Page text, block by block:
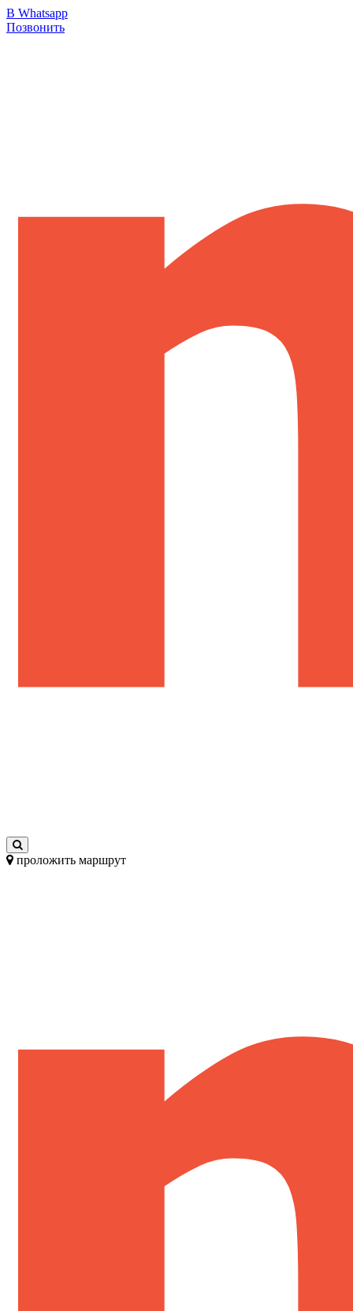
В Whatsapp
Позвонить
проложить маршрут